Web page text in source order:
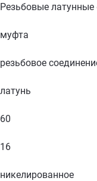
Резьбовые латунные
муфта
резьбовое
латунь
60
16
никелированное